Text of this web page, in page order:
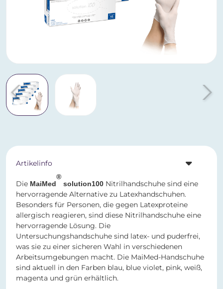
Artikelinfo
Die MaiMed
®
solution100 Nitrilhandschuhe sind eine
hervorragende Alternative zu Latexhandschuhen.
Besonders für Personen, die gegen Latexproteine
allergisch reagieren, sind diese Nitrilhandschuhe eine
hervorragende Lösung. Die
Untersuchungshandschuhe sind latex- und puderfrei,
was sie zu einer sicheren Wahl in verschiedenen
Arbeitsumgebungen macht. Die MaiMed-Handschuhe
sind aktuell in den Farben blau, blue violet, pink, weiß,
magenta und grün erhältlich.